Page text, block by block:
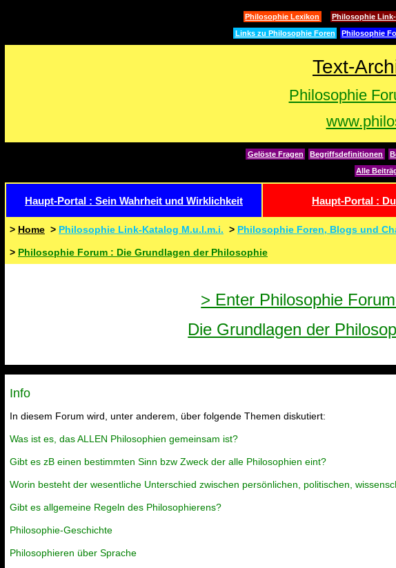
Philosophie Lexikon Philosophie
Links zu Philosophie Foren Philosophie
Text-
Philosophie
Gelöste Fragen Begriffsdefinitionen
Alle
Haupt-Portal : Sein Wahrheit und Wirklichkeit Haupt-Portal :
> Home > Philosophie Link-Katalog M.u.l.m.i. > Philosophie Foren, Blogs und
> Philosophie Forum : Die Grundlagen der Philosophie
> Enter Philosophie
Die Grundlagen der
Info
In diesem Forum wird, unter anderem, über folgende Themen diskutiert:
Was ist es, das ALLEN Philosophien gemeinsam ist?
Gibt es zB einen bestimmten Sinn bzw Zweck der alle Philosophien eint?
Worin besteht der wesentliche Unterschied zwischen persönlichen, politischen,
Gibt es allgemeine Regeln des Philosophierens?
Philosophie-Geschichte
Philosophieren über Sprache